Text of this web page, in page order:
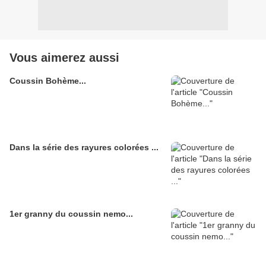
Vous aimerez aussi
Coussin Bohème...
Dans la série des rayures colorées ...
1er granny du coussin nemo...